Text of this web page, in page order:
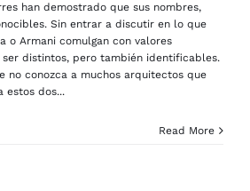
han demostrado que sus nombres,
Sin entrar a discutir en lo que
o Armani comulgan con valores
distintos, pero también identificables.
no conozca a muchos arquitectos que
estos dos...
Read More